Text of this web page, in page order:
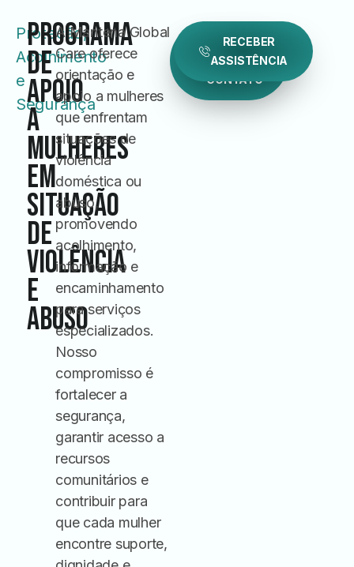
Proteção,
Acolhimento
e
Segurança
Programa
de
Apoio
a
Mulheres
em
Situação
de
Violência
e
Abuso
A Mantena Global
Care oferece
orientação e
apoio a mulheres
que enfrentam
situações de
violência
doméstica ou
abuso,
promovendo
acolhimento,
informação e
encaminhamento
para serviços
especializados.
Nosso
compromisso é
fortalecer a
segurança,
garantir acesso a
recursos
comunitários e
contribuir para
que cada mulher
encontre suporte,
ENTRAR
EM
CONTATO
RECEBER
ASSISTÊNCIA